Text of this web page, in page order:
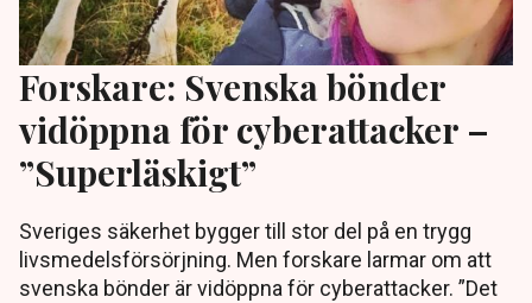
Forskare: Svenska bönder
vidöppna för cyberattacker –
”Superläskigt”
Sveriges säkerhet bygger till stor del på en trygg
livsmedelsförsörjning. Men forskare larmar om att
svenska bönder är vidöppna för cyberattacker. ”Det